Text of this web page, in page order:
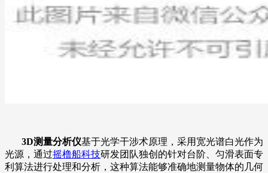
3D测量分析仪基于光学干涉术原理，采用宽光谱白光作为
光源，通过摇橹船科技研发团队独创的针对台阶、匀滑表面专
利算法进行处理和分析，这种算法能够准确地测量物体的几何